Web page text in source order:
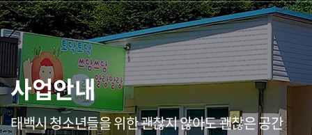
사업안내
태백시 청소년들을 위한 괜찮지 않아도 괜찮은 공간